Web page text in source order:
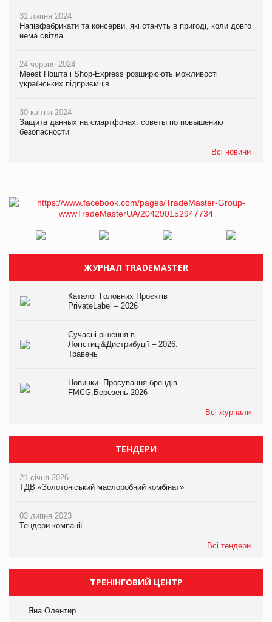
31 липня 2024
Напівфабрикати та консерви, які стануть в пригоді, коли довго
нема світла
24 червня 2024
Meest Пошта і Shop-Express розширюють можливості
українських підприємців
30 квітня 2024
Защита данных на смартфонах: советы по повышению
безопасности
Всі новини
ЖУРНАЛ TRADEMASTER
Каталог Головних Проєктів
PrivateLabel – 2026
Сучасні рішення в
Логістиці&Дистрибуції – 2026.
Травень
Новинки. Просування брендів
FMCG.Березень 2026
Всі журнали
ТЕНДЕРИ
21 січня 2026
ТДВ «Золотоніський маслоробний комбінат»
03 липня 2023
Тендери компанії
Всі тендери
ТРЕНІНГОВИЙ ЦЕНТР
Яна Олентир